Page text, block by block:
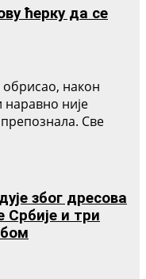
ћерку да се
обрисао, након
наравно није
Све
због дресова
Србије и три